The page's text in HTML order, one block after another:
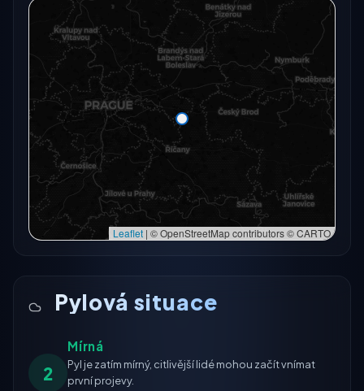
Radarový snímek momentálně není dostupný.
Otevřít v plné mapě
Zkusit znovu
Otevřít v plné mapě →
Leaflet | © OpenStreetMap contributors © CARTO
Pylová situace
2
Mírná
Pyl je zatím mírný, citlivější lidé mohou začít vnímat
první projevy.